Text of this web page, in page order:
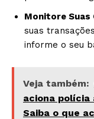
Monitore Suas
suas
informe o seu
Veja também:
aciona polícia
Saiba o que